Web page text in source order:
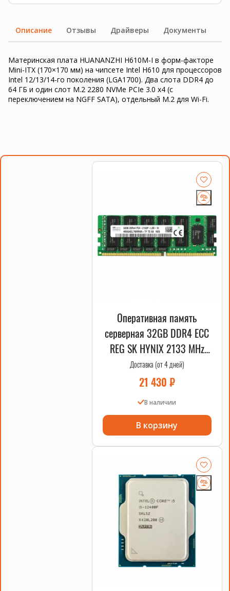
Описание Отзывы Драйверы Документы
Материнская плата HUANANZHI H610M-I в форм-факторе
Mini-ITX (170×170 мм) на чипсете Intel H610 для процессоров
Intel 12/13/14-го поколения (LGA1700). Два слота DDR4 до
64 ГБ и один слот M.2 2280 NVMe PCIe 3.0 x4 (с
переключением на NGFF SATA), отдельный M.2 для Wi-Fi.
Оперативная память
серверная 32GB DDR4 ECC
REG SK HYNIX 2133 MHz
2DRx4 HPE OEM
Доставка (от 4 дней)
21 430 ₽
В наличии
В корзину